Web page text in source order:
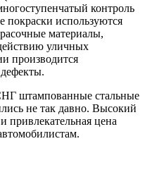
контроль
покраски используются
материалы,
уличных
производится
штампованные стальные
не так давно. Высокий
привлекательная цена